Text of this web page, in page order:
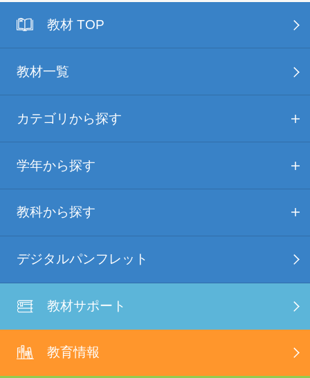
教材 TOP
教材一覧
カテゴリから探す
学年から探す
教科から探す
デジタルパンフレット
教材サポート
教育情報